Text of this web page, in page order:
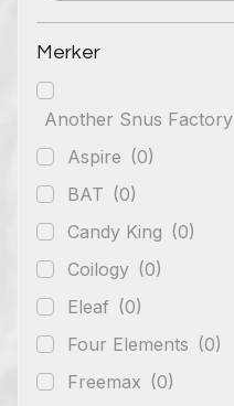
Merker
Another Snus Factory
Aspire (0)
BAT (0)
Candy King (0)
Coilogy (0)
Eleaf (0)
Four Elements (0)
Freemax (0)